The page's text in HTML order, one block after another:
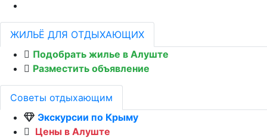
ЖИЛЬЁ ДЛЯ ОТДЫХАЮЩИХ
Подобрать жилье в Алуште
Разместить объявление
Советы отдыхающим
Экскурсии по Крыму
Цены в Алуште